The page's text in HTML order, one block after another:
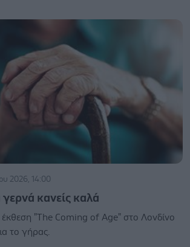
2026, 14:00
γερνά κανείς καλά
έκθεση "The Coming of Age" στο Λονδίνο
το γήρας.